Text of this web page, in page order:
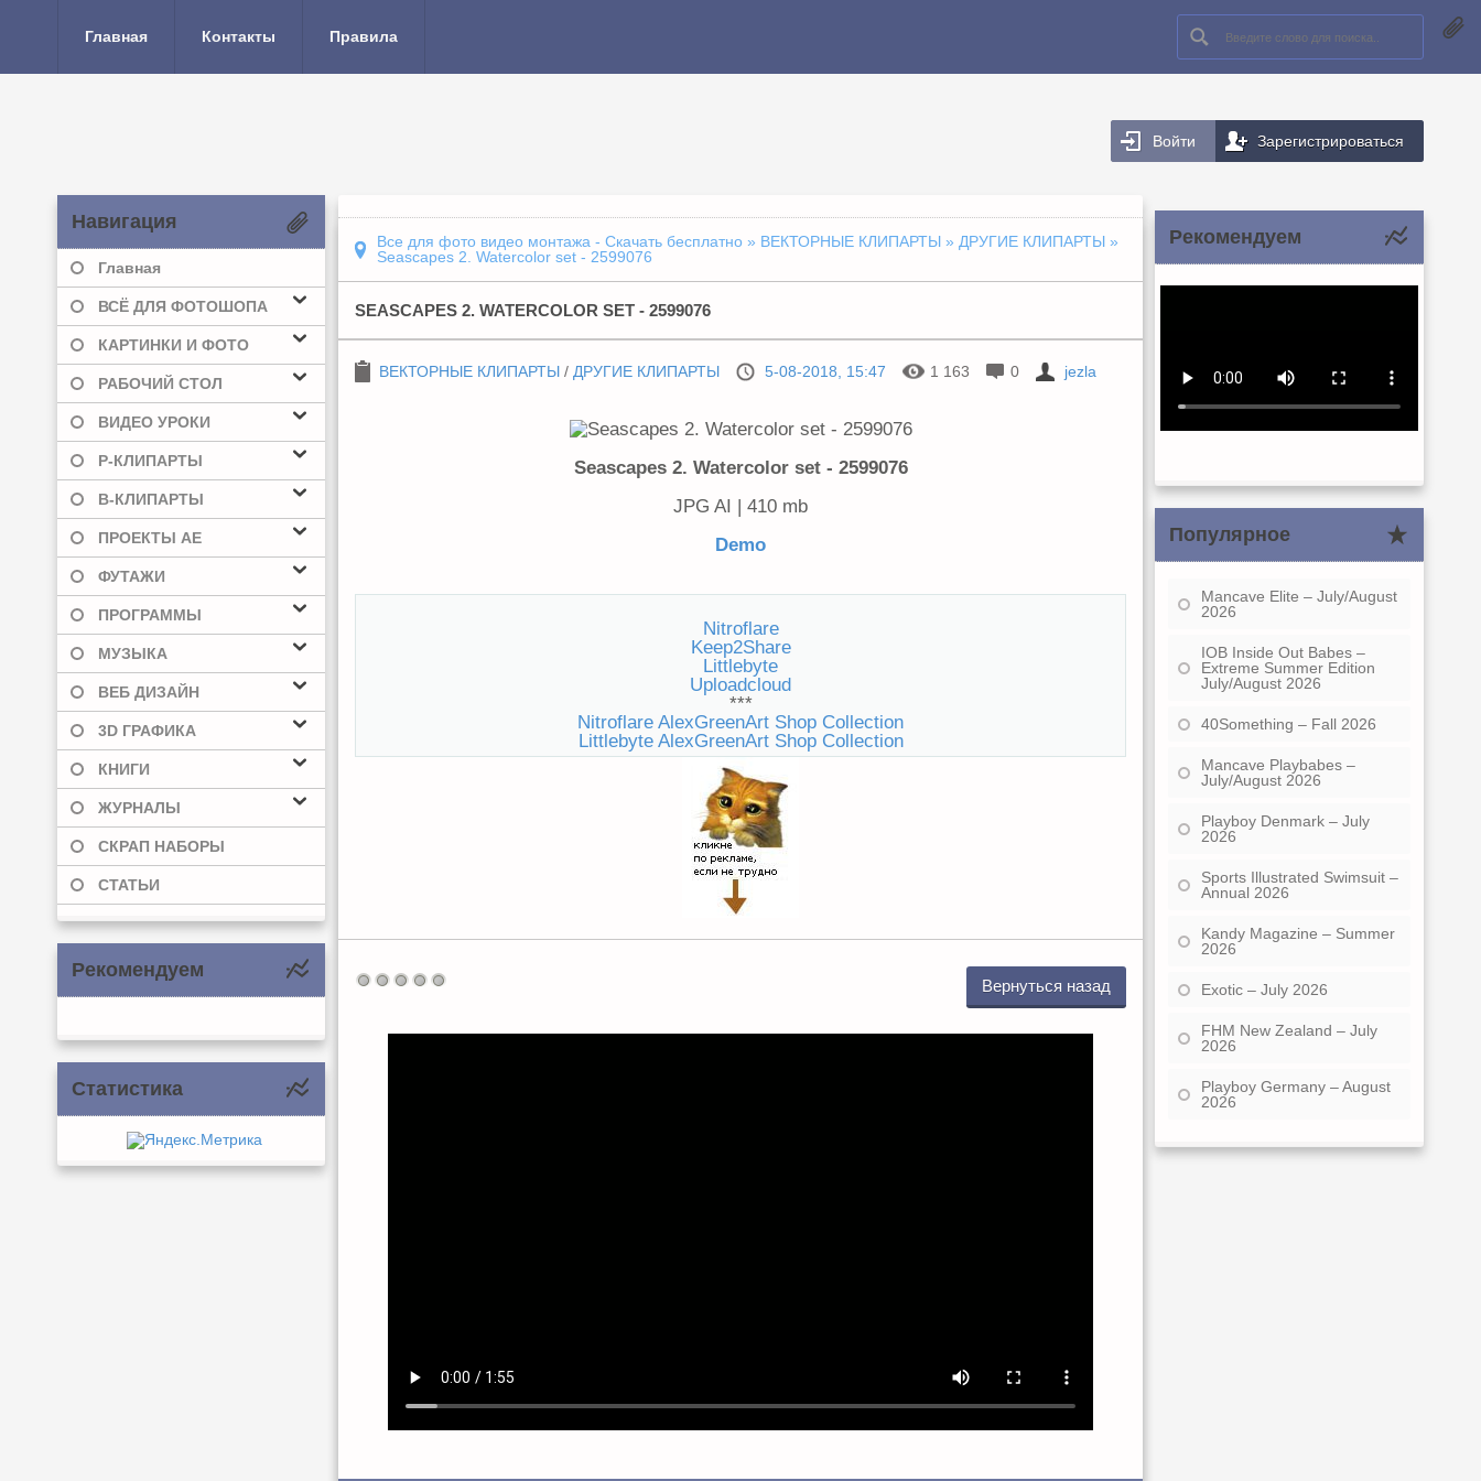
Главная Контакты Правила
Войти Зарегистрироваться
Навигация
Главная
ВСЁ ДЛЯ ФОТОШОПА
КАРТИНКИ И ФОТО
РАБОЧИЙ СТОЛ
ВИДЕО УРОКИ
Р-КЛИПАРТЫ
В-КЛИПАРТЫ
ПРОЕКТЫ AE
ФУТАЖИ
ПРОГРАММЫ
МУЗЫКА
ВЕБ ДИЗАЙН
3D ГРАФИКА
КНИГИ
ЖУРНАЛЫ
СКРАП НАБОРЫ
СТАТЬИ
Рекомендуем
Статистика
Все для фото видео монтажа - Скачать бесплатно » ВЕКТОРНЫЕ КЛИПАРТЫ » ДРУГИЕ КЛИПАРТЫ »
Seascapes 2. Watercolor set - 2599076
SEASCAPES 2. WATERCOLOR SET - 2599076
ВЕКТОРНЫЕ КЛИПАРТЫ / ДРУГИЕ КЛИПАРТЫ 5-08-2018, 15:47 1 163 0 jezla
Seascapes 2. Watercolor set - 2599076
JPG AI | 410 mb
Demo
Nitroflare
Keep2Share
Littlebyte
Uploadcloud
***
Nitroflare AlexGreenArt Shop Collection
Littlebyte AlexGreenArt Shop Collection
Вернуться назад
Рекомендуем
Популярное
Mancave Elite – July/August
2026
IOB Inside Out Babes –
Extreme Summer Edition
July/August 2026
40Something – Fall 2026
Mancave Playbabes –
July/August 2026
Playboy Denmark – July
2026
Sports Illustrated Swimsuit –
Annual 2026
Kandy Magazine – Summer
2026
Exotic – July 2026
FHM New Zealand – July
2026
Playboy Germany – August
2026